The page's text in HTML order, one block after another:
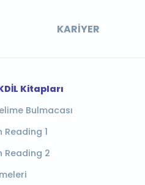
KARIYER
Kitapları
Bulmacası
Reading 1
Reading 2